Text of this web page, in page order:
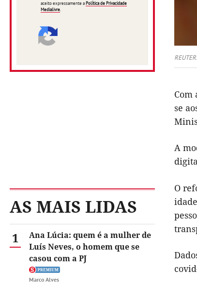
aceito expressamente aPolítica de Privacidade
Medialivre
AS MAIS LIDAS
1
Ana Lúcia: quem é a mulher de
Luís Neves, o homem que se
casou com a PJ
Marco Alves
Com
se
A
O